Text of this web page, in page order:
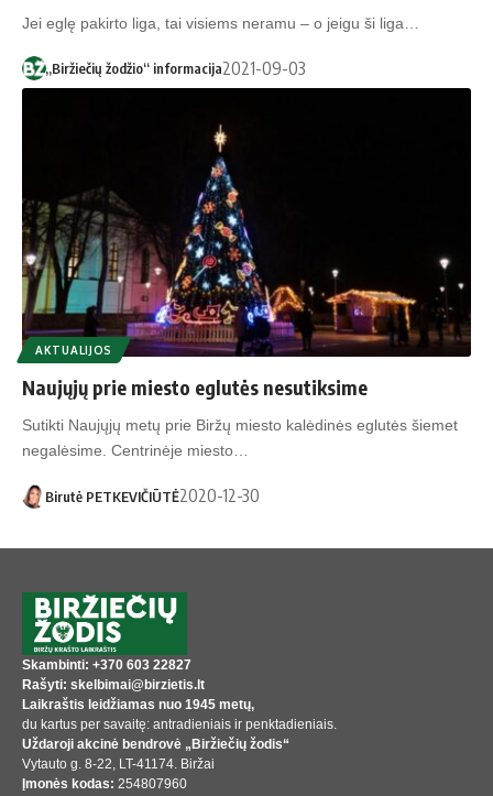
Jei eglę pakirto liga, tai visiems neramu – o jeigu ši liga…
„Biržiečių žodžio“ informacija2021-09-03
AKTUALIJOS
Naujųjų prie miesto eglutės nesutiksime
Sutikti Naujųjų metų prie Biržų miesto kalėdinės eglutės šiemet
negalėsime. Centrinėje miesto…
Birutė PETKEVIČIŪTĖ2020-12-30
Skambinti: +370 603 22827
Rašyti: skelbimai@birzietis.lt
Laikraštis leidžiamas nuo 1945 metų,
du kartus per savaitę: antradieniais ir penktadieniais.
Uždaroji akcinė bendrovė „Biržiečių žodis“
Vytauto g. 8-22, LT-41174. Biržai
Įmonės kodas: 254807960